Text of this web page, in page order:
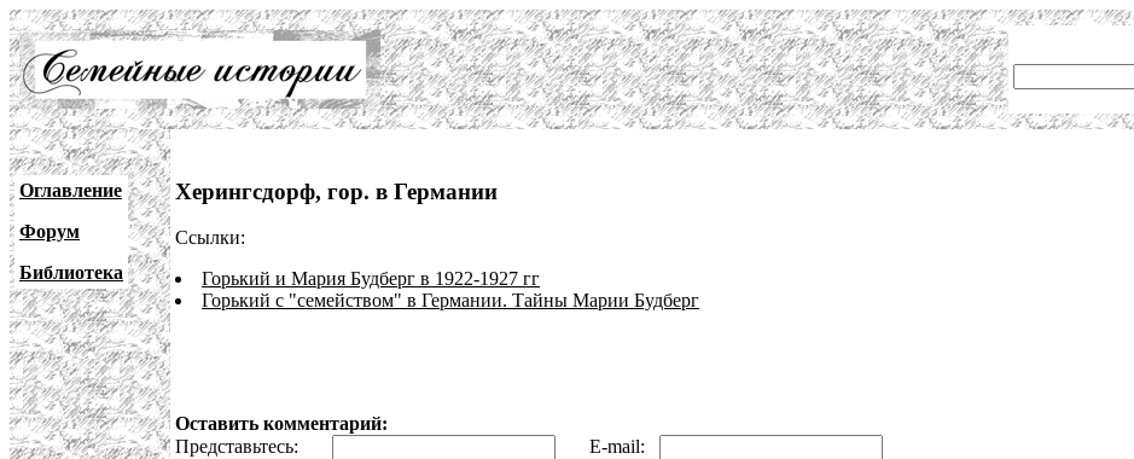
Оглавление
Форум
Библиотека
Херингсдорф, гор. в Германии
Ссылки:
Горький и Мария Будберг в 1922-1927 гг
Горький с "семейством" в Германии. Тайны Марии Будберг
Оставить комментарий:
Представьтесь:
E-mail: